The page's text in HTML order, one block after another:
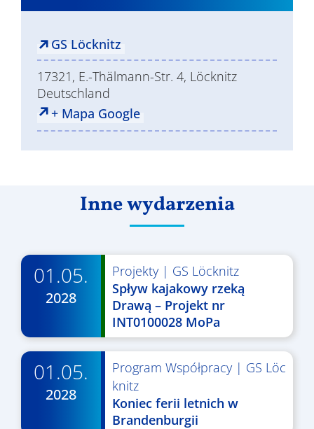
GS Löcknitz
17321, E.-Thälmann-Str. 4, Löcknitz
Deutschland
+ Mapa Google
Inne wydarzenia
01.05.
2028
Projekty| GS Löcknitz
Spływ kajakowy rzeką
Drawą – Projekt nr
INT0100028 MoPa
01.05.
2028
Program Współpracy| GS Löc
knitz
Koniec ferii letnich w
Brandenburgii